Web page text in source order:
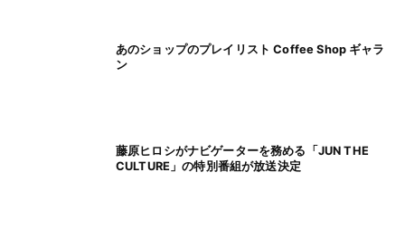
あのショップのプレイリスト Coffee Shop ギャラ
ン
藤原ヒロシがナビゲーターを務める「JUN THE
CULTURE」の特別番組が放送決定